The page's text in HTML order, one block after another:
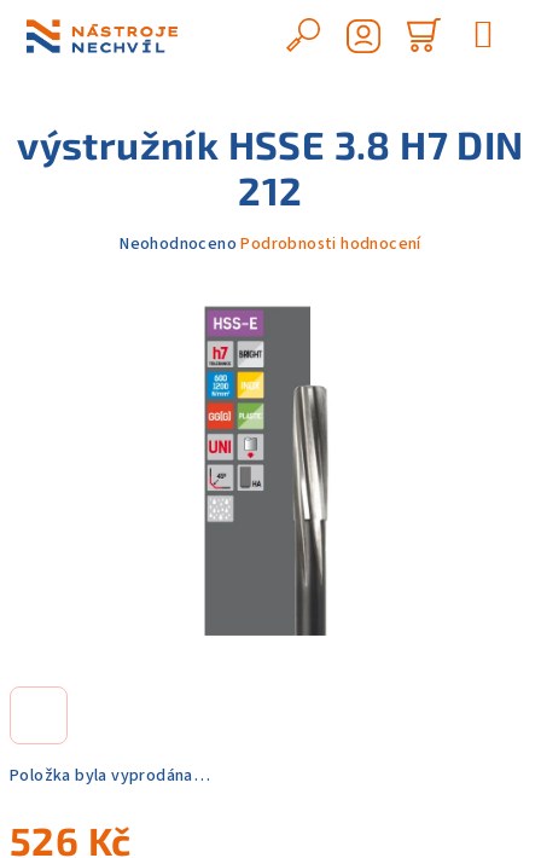
obsah
Hledat
košík
Položka byla vyprodána…
526 Kč
výstružník HSSE 3.8 H7 DIN
212
Průměrné
Neohodnoceno Podrobnosti hodnocení